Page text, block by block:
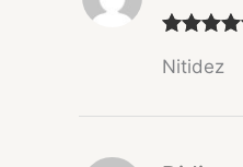
con5de 5
Nitidez